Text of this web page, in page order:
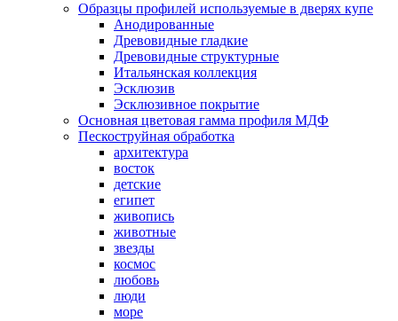
Образцы профилей используемые в дверях купе
Анодированные
Древовидные гладкие
Древовидные структурные
Итальянская коллекция
Эсклюзив
Эсклюзивное покрытие
Основная цветовая гамма профиля МДФ
Пескоструйная обработка
архитектура
восток
детские
египет
живопись
животные
звезды
космос
любовь
люди
море